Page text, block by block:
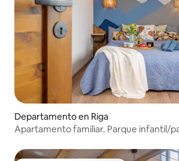
Departamento en Riga
Apartamento familiar. Parque infantil/